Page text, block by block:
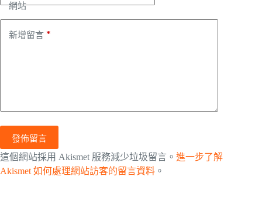
網站
新增留言 *
發佈留言
這個網站採用 Akismet 服務減少垃圾留言。 進一步了解
Akismet 如何處理網站訪客的留言資料 。